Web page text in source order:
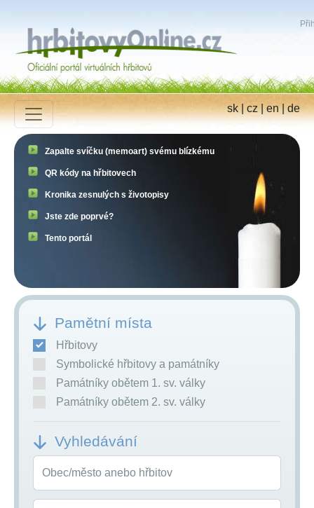
sk|cz|en|de
Zapalte svíčku (memoart) svému blízkému
QR kódy na hřbitovech
Kronika zesnulých s životopisy
Jste zde poprvé?
Tento portál
Pamětní místa
Hřbitovy
Symbolické hřbitovy a památníky
Památníky obětem 1. sv. války
Památníky obětem 2. sv. války
Vyhledávání
Obec/město anebo hřbitov